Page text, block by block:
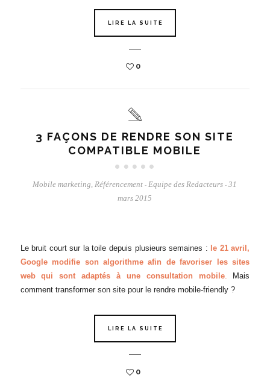
LIRE LA SUITE
0
3 FAÇONS DE RENDRE SON SITE
COMPATIBLE MOBILE
Mobile marketing,Référencement - Equipe des Redacteurs - 31
mars 2015
Le bruit court sur la toile depuis plusieurs semaines : le 21 avril,
Google modifie son algorithme afin de favoriser les sites
web qui sont adaptés à une consultation mobile. Mais
comment transformer son site pour le rendre mobile-friendly ?
LIRE LA SUITE
0